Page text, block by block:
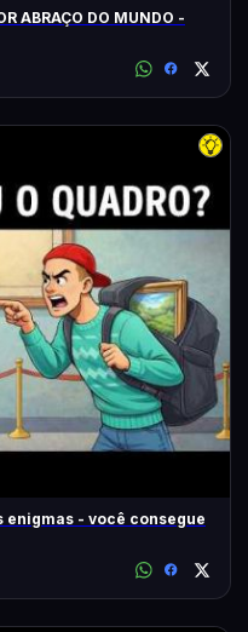
ABRAÇO DO MUNDO -
enigmas - você consegue